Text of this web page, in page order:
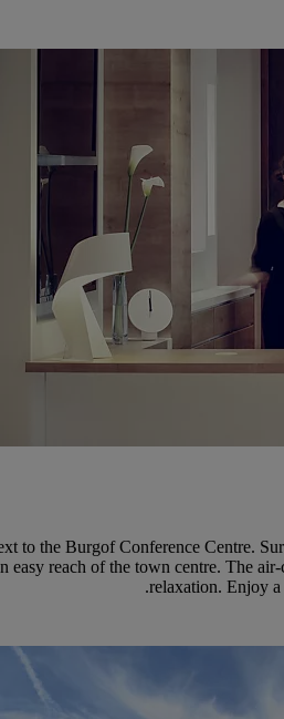
to the Burgof Conference Centre.
reach of the town centre. The
relaxation. Enjoy a